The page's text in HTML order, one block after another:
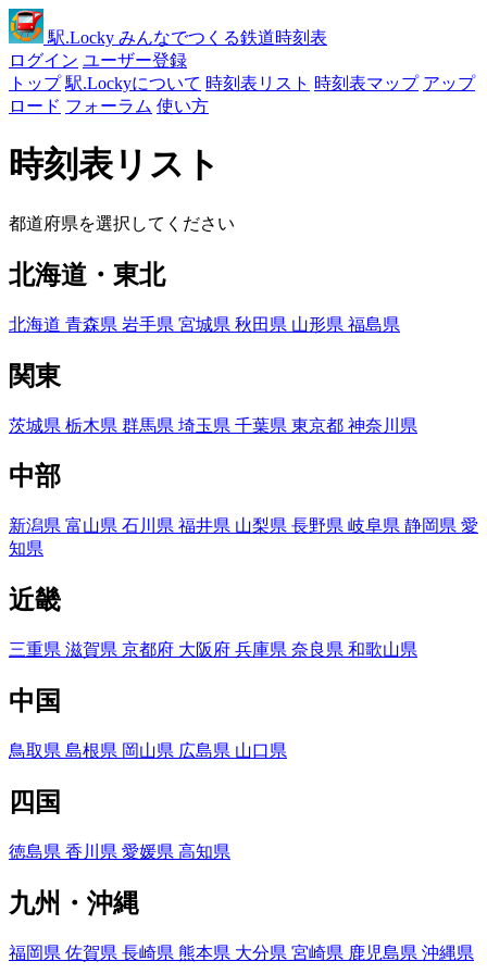
駅.Locky みんなでつくる鉄道時刻表
ログイン ユーザー登録
トップ 駅.Lockyについて 時刻表リスト 時刻表マップ アップ
ロード フォーラム 使い方
時刻表リスト
都道府県を選択してください
北海道・東北
北海道 青森県 岩手県 宮城県 秋田県 山形県 福島県
関東
茨城県 栃木県 群馬県 埼玉県 千葉県 東京都 神奈川県
中部
新潟県 富山県 石川県 福井県 山梨県 長野県 岐阜県 静岡県 愛
知県
近畿
三重県 滋賀県 京都府 大阪府 兵庫県 奈良県 和歌山県
中国
鳥取県 島根県 岡山県 広島県 山口県
四国
徳島県 香川県 愛媛県 高知県
九州・沖縄
福岡県 佐賀県 長崎県 熊本県 大分県 宮崎県 鹿児島県 沖縄県